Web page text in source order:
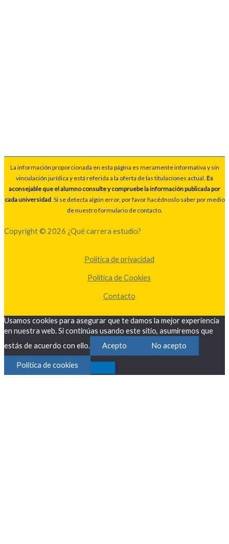
La información proporcionada en esta página es meramente informativa y sin
vinculación jurídica y está referida a la oferta de las titulaciones actual. Es
aconsejable que el alumno consulte y compruebe la información publicada por
cada universidad. Si se detecta algún error, por favor hacédnoslo saber por medio
de nuestro formulario de contacto.
Copyright © 2026 ¿Qué carrera estudio?
Política de privacidad
Política de Cookies
Contacto
Usamos cookies para asegurar que te damos la mejor experiencia
en nuestra web. Si continúas usando este sitio, asumiremos que
estás de acuerdo con ello.
Acepto No acepto
Política de cookies